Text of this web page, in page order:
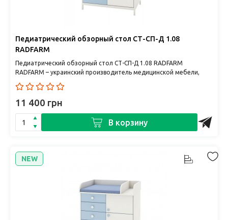
Педиатрический обзорный стол СТ-СП-Д 1.08
RADFARM
Педиатрический обзорный стол СТ-СП-Д 1.08 RADFARM
RADFARM – украинский производитель медицинской мебели,
сочетающий качес..
11 400 грн
В корзину
NEW